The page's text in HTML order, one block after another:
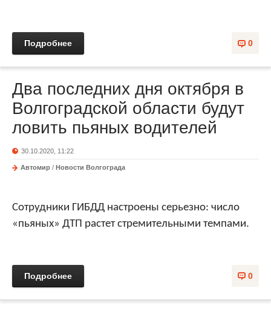
0
Подробнее
Два последних дня октября в
Волгоградской области будут
ловить пьяных водителей
30.10.2020, 11:22
Автомир / Новости Волгограда
Сотрудники ГИБДД настроены серьезно: число
«пьяных» ДТП растет стремительными темпами.
0
Подробнее